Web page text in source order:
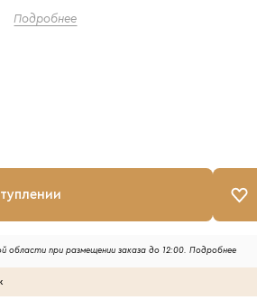
Подробнее
области при размещении заказа до 12:00.Подробнее